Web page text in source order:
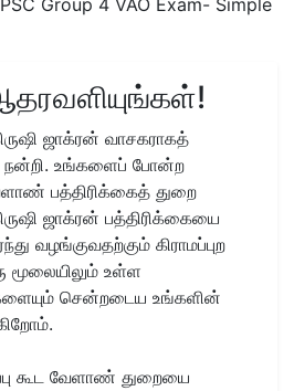
Group 4 VAO Exam- Simple
ஜாக்ரன் வாசகராகத்
நன்றி. உங்களைப் போன்ற
பத்திரிக்கைத் துறை
ஜாக்ரன் பத்திரிக்கையை
வழங்குவதற்கும் கிராமப்புற
உள்ள
சென்றடைய உங்களின்
கூட வேளாண் துறையை